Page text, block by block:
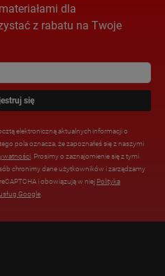
dla
z rabatu na Twoje
się
elektroniczną aktualnych informacji o
pola oznacza, że zapoznałeś się z naszymi
. Prosimy o zaznajomienie się z tymi
chronimy dane użytkowników i zarządzamy
i obowiązują w niej Polityka
Google.